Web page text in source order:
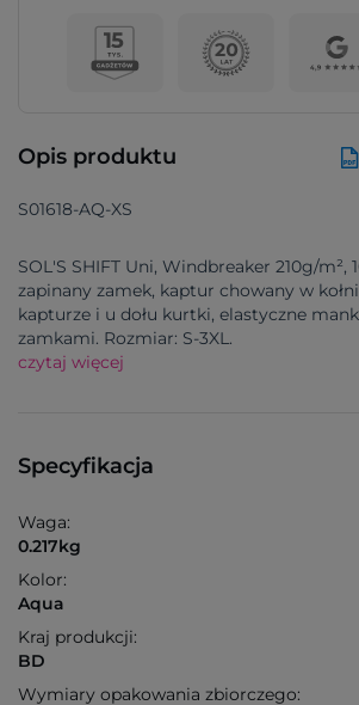
Opis produktu
S01618-AQ-XS
SOL'S SHIFT Uni, Windbreaker 210g/m²,
zapinany zamek, kaptur chowany w
kapturze i u dołu kurtki, elastyczne
zamkami. Rozmiar: S-3XL.
czytaj więcej
Specyfikacja
Waga:
0.217kg
Kolor:
Aqua
Kraj produkcji:
BD
Wymiary opakowania zbiorczego: